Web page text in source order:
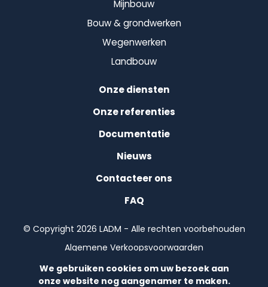
Mijnbouw
Bouw & grondwerken
Wegenwerken
Landbouw
Onze diensten
Onze referenties
Documentatie
Nieuws
Contacteer ons
FAQ
© Copyright 2026 LADM - Alle rechten voorbehouden
Algemene Verkoopsvoorwaarden
Algemene voorwaarden
We gebruiken cookies om uw bezoek aan
onze website nog aangenamer te maken.